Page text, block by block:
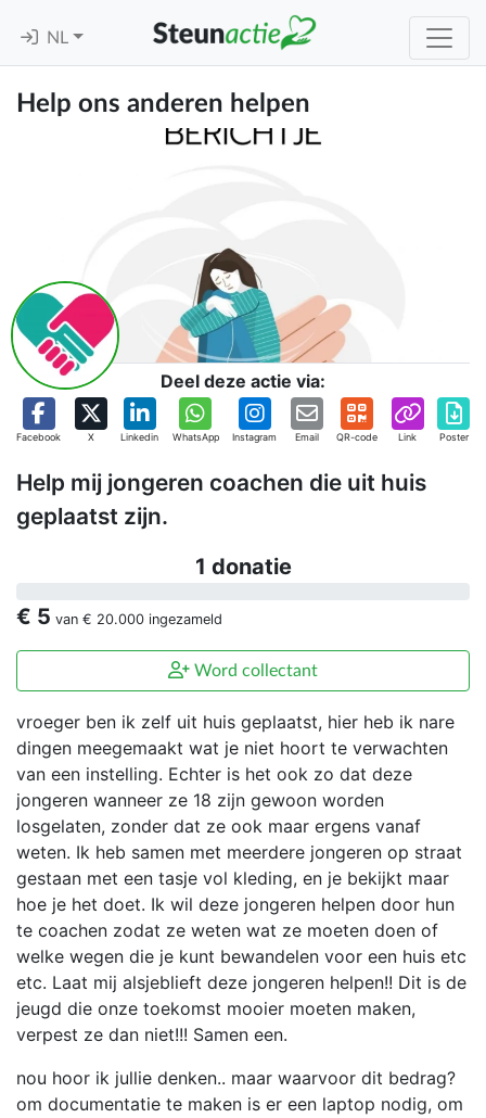
NL
Help ons anderen helpen
Deel deze actie via:
Facebook X Linkedin WhatsApp Instagram Email QR-code Link Poster
Help mij jongeren coachen die uit huis
geplaatst zijn.
1 donatie
€ 5 van € 20.000 ingezameld
Word collectant
vroeger ben ik zelf uit huis geplaatst, hier heb ik nare
dingen meegemaakt wat je niet hoort te verwachten
van een instelling. Echter is het ook zo dat deze
jongeren wanneer ze 18 zijn gewoon worden
losgelaten, zonder dat ze ook maar ergens vanaf
weten. Ik heb samen met meerdere jongeren op straat
gestaan met een tasje vol kleding, en je bekijkt maar
hoe je het doet. Ik wil deze jongeren helpen door hun
te coachen zodat ze weten wat ze moeten doen of
welke wegen die je kunt bewandelen voor een huis etc
etc. Laat mij alsjeblieft deze jongeren helpen!! Dit is de
jeugd die onze toekomst mooier moeten maken,
verpest ze dan niet!!! Samen een.
nou hoor ik jullie denken.. maar waarvoor dit bedrag?
om documentatie te maken is er een laptop nodig, om